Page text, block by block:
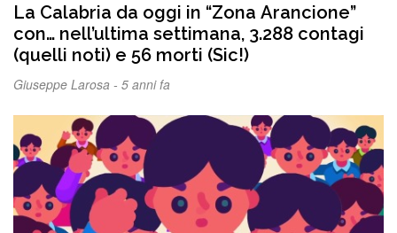
La Calabria da oggi in “Zona Arancione”
con… nell’ultima settimana, 3.288 contagi
(quelli noti) e 56 morti (Sic!)
Giuseppe Larosa - 5 anni fa